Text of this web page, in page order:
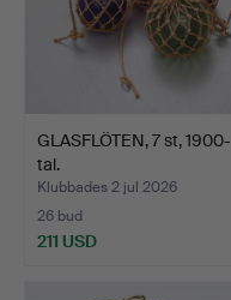
GLASFLÖTEN, 7 st, 1900-
tal.
Klubbades 2 jul 2026
26 bud
211 USD